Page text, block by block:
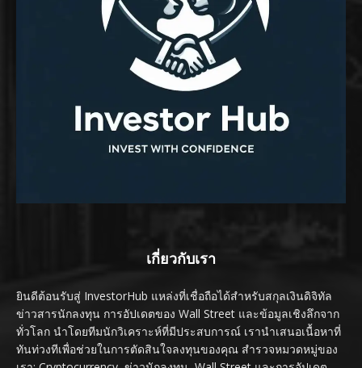
เกี่ยวกับเรา
ยินดีต้อนรับสู่ InvestorHub แหล่งที่เชื่อถือได้สำหรับสกุลเงินดิจิทัล
ข่าวสารนักลงทุน การอัปเดตของ Wall Street และข้อมูลเชิงลึกจาก
ทั่วโลก นำโดยทีมนักวิเคราะห์ที่มีประสบการณ์ เรานำเสนอเนื้อหาที่
ทันท่วงทีเพื่อช่วยในการตัดสินใจลงทุนของคุณ สำรวจหมวดหมู่ของ